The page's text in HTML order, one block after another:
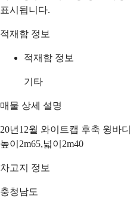
표시됩니다.
적재함 정보
적재함 정보
기타
매물 상세 설명
20년12월 와이트캡 후축 윙바
높이2m65,넓이2m40
차고지 정보
충청남도